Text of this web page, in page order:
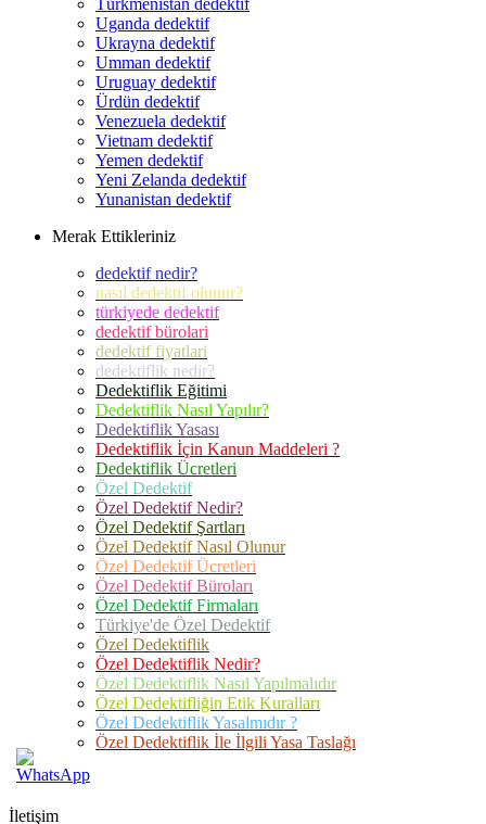
Uganda dedektif
Ukrayna dedektif
Umman dedektif
Uruguay dedektif
Ürdün dedektif
Venezuela dedektif
Vietnam dedektif
Yemen dedektif
Yeni Zelanda dedektif
Yunanistan dedektif
Merak Ettikleriniz
dedektif nedir?
nasıl dedektif olunur?
türkiyede dedektif
dedektif bürolari
dedektif fiyatlari
dedektiflik nedir?
Dedektiflik Eğitimi
Dedektiflik Nasıl Yapılır?
Dedektiflik Yasası
Dedektiflik İçin Kanun Maddeleri ?
Dedektiflik Ücretleri
Özel Dedektif
Özel Dedektif Nedir?
Özel Dedektif Şartları
Özel Dedektif Nasıl Olunur
Özel Dedektif Ücretleri
Özel Dedektif Büroları
Özel Dedektif Firmaları
Türkiye'de Özel Dedektif
Özel Dedektiflik
Özel Dedektiflik Nedir?
Özel Dedektiflik Nasıl Yapılmalıdır
Özel Dedektifliğin Etik Kuralları
Özel Dedektiflik Yasalmıdır ?
Özel Dedektiflik İle İlgili Yasa Taslağı
İletişim